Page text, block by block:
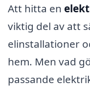
Att hitta en
viktig del av att
elinstallationer
hem. Men vad
passande